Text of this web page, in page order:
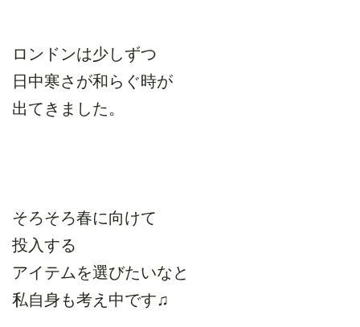
ロンドンは少しずつ
日中寒さが和らぐ時が
出てきました。
そろそろ春に向けて
投入する
アイテムを選びたいなと
私自身も考え中です♫